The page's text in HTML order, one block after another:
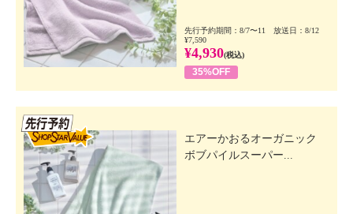
先行予約期間：8/7〜11 放送日：8/12
¥7,590
¥4,930(税込)
35%OFF
エアーかおるオーガニック
ボブパイルスーパー...